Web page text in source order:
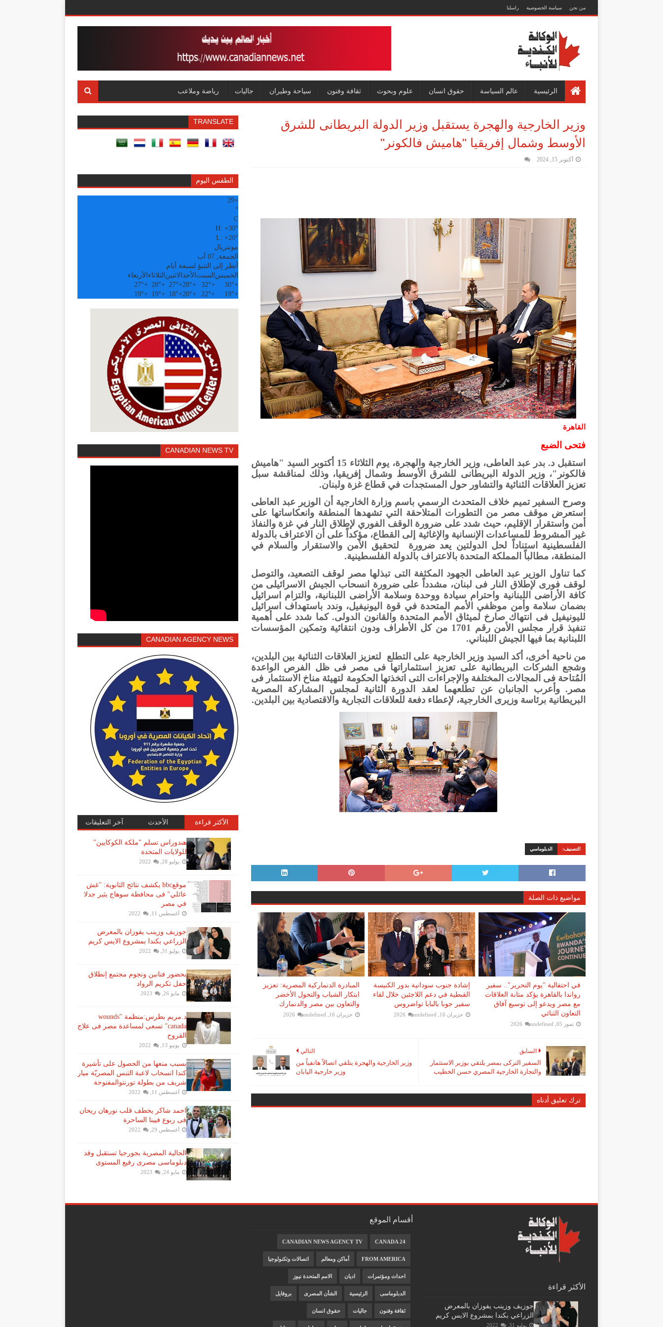
من نحن سياسة الخصوصية راسلنا
الرئيسية عالم السياسة حقوق انسان علوم وبحوث ثقافة وفنون سياحة وطيران جاليات رياضة وملاعب
وزير الخارجية والهجرة يستقبل وزير الدولة البريطانى للشرق
الأوسط وشمال إفريقيا "هاميش فالكونر"
أكتوبر 15, 2024
القاهرة
فتحى الضبع
استقبل د. بدر عبد العاطى، وزير الخارجية والهجرة، يوم الثلاثاء 15 أكتوبر السيد "هاميش
فالكونر"، وزير الدولة البريطانى للشرق الأوسط وشمال إفريقيا، وذلك لمناقشة سبل
تعزيز العلاقات الثنائية والتشاور حول المستجدات في قطاع غزة ولبنان.
وصرح السفير تميم خلاف المتحدث الرسمي باسم وزارة الخارجية أن الوزير عبد العاطى
استعرض موقف مصر من التطورات المتلاحقة التي تشهدها المنطقة وانعكاساتها على
أمن واستقرار الإقليم، حيث شدد على ضرورة الوقف الفوري لإطلاق النار في غزة والنفاذ
غير المشروط للمساعدات الإنسانية والإغاثية إلى القطاع، مؤكداً على أن الاعتراف بالدولة
الفلسطينية استناداً لحل الدولتين يعد ضرورة لتحقيق الأمن والاستقرار والسلام في
المنطقة، مطالباً المملكة المتحدة بالاعتراف بالدولة الفلسطينية.
كما تناول الوزير عبد العاطى الجهود المكثفة التى تبذلها مصر لوقف التصعيد، والتوصل
لوقف فورى لإطلاق النار فى لبنان، مشدداً على ضرورة انسحاب الجيش الاسرائيلى من
كافة الأراضى اللبنانية واحترام سيادة ووحدة وسلامة الأراضى اللبنانية، والتزام اسرائيل
بضمان سلامة وأمن موظفي الأمم المتحدة في قوة اليونيفيل، وندد باستهداف اسرائيل
لليونيفيل فى انتهاك صارخ لميثاق الأمم المتحدة والقانون الدولى. كما شدد على أهمية
تنفيذ قرار مجلس الأمن رقم 1701 من كل الأطراف ودون انتقائية وتمكين المؤسسات
اللبنانية بما فيها الجيش اللبناني.
من ناحية أخرى، أكد السيد وزير الخارجية على التطلع لتعزيز العلاقات الثنائية بين البلدين،
وشجع الشركات البريطانية على تعزيز استثماراتها فى مصر فى ظل الفرص الواعدة
المُتاحة فى المجالات المختلفة والإجراءات التى اتخذتها الحكومة لتهيئة مناخ الاستثمار فى
مصر. وأعرب الجانبان عن تطلعهما لعقد الدورة الثانية لمجلس المشاركة المصرية
البريطانية برئاسة وزيرى الخارجية، لإعطاء دفعة للعلاقات التجارية والاقتصادية بين البلدين.
التصنيف: الدبلوماسي
مواضيع ذات الصلة
في احتفالية "يوم التحرير".. سفير
رواندا بالقاهرة يؤكد متانة العلاقات
مع مصر ويدعو إلى توسيع آفاق
التعاون الثنائي
تموز 05, 2026 undefined
إشادة جنوب سودانية بدور الكنيسة
القبطية في دعم اللاجئين خلال لقاء
سفير جوبا بالبابا تواضروس
حزيران 16, 2026 undefined
المبادرة الدنماركية المصرية: تعزيز
ابتكار الشباب والتحول الأخضر
والتعاون بين مصر والدنمارك
حزيران 16, 2026 undefined
التالي
وزير الخارجية والهجرة يتلقي اتصالاً هاتفياً من
وزير خارجية اليابان
السابق
السفير التركى بمصر يلتقي بوزير الاستثمار
والتجارة الخارجية المصري حسن الخطيب
ترك تعليق أدناه
TRANSLATE
الطقس اليوم
+
29
°
C
H: +30°
L: +20°
مونتريال
الجمعة, 07 آب
أنظر إلى التنبؤ لسبعة أيام
الخميس السبت الأحد الاثنين الثلاثاء الأربعاء
+
30°
+
32°
+
28°
+
27°
+
28°
+
27°
+
19°
+
22°
+
20°
+
18°
+
19°
+
19°
CANADIAN NEWS TV
CANADIAN AGENCY NEWS
الأكثر قراءة الأحدث آخر التعليقات
هندوراس تسلم "ملكة الكوكايين"
للولايات المتحدة
يوليو 28, 2022
موقعbbc يكشف نتائج الثانوية: "غش
عائلي" فى محافظة سوهاج يثير جدلا
في مصر
أغسطس 11, 2022
جوزيف وزينب يفوزان بالمعرض
الزراعي بكندا بمشروع الايس كريم
يوليو 31, 2022
بحضور فنانين ونجوم مجتمع إنطلاق
حفل تكريم الرواد
مايو 26, 2023
د.مريم بطرس:منظمة "wounds
canada" تسعى لمساعدة مصر فى علاج
القروح
يونيو 13, 2022
بسبب منعها من الحصول على تأشيرة
كندا انسحاب لاعبة ​التنس​ المصريّة ​ميار
شريف​ من بطولة ​تورنتو​المفتوحة
أغسطس 11, 2022
احمد شاكر يخطف قلب نورهان ريحان
فى ربوع فيينا الساحرة
أغسطس 29, 2022
الجالية المصرية بجورجيا تستقبل وفد
دبلوماسى مصرى رفيع المستوى
مايو 24, 2023
الأكثر قراءة
جوزيف وزينب يفوزان بالمعرض
الزراعي بكندا بمشروع الايس كريم
يوليو 31, 2022
أقسام الموقع
CANADA 24
CANADIAN NEWS AGENCY TV
FROM AMERICA أماكن ومعالم اتصالات وتكنولوجيا
احداث ومؤتمرات اديان الامم المتحدة نيوز
الدبلوماسى الرئيسية الشأن المصرى بروفايل
ثقافة وفنون جاليات حقوق انسان